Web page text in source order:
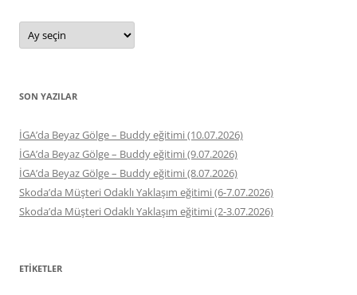
Arşivler
SON YAZILAR
İGA’da Beyaz Gölge – Buddy eğitimi (10.07.2026)
İGA’da Beyaz Gölge – Buddy eğitimi (9.07.2026)
İGA’da Beyaz Gölge – Buddy eğitimi (8.07.2026)
Skoda’da Müşteri Odaklı Yaklaşım eğitimi (6-7.07.2026)
Skoda’da Müşteri Odaklı Yaklaşım eğitimi (2-3.07.2026)
ETIKETLER